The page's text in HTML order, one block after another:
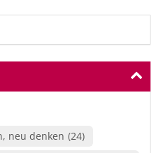
neu denken 24